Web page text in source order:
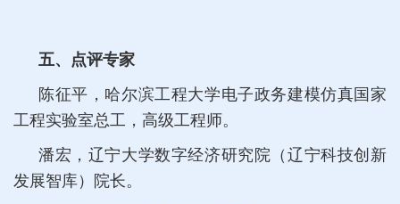
五、点评专家
陈征平，哈尔滨工程大学电子政务建模仿真国家
工程实验室总工，高级工程师。
潘宏，辽宁大学数字经济研究院（辽宁科技创新
发展智库）院长。